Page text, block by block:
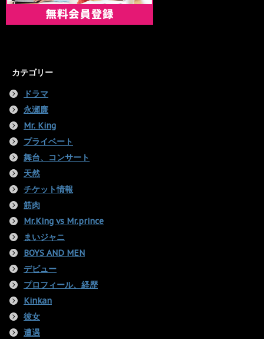
カテゴリー
ドラマ
永瀬廉
Mr. King
プライベート
舞台、コンサート
天然
チケット情報
筋肉
Mr.King vs Mr.prince
まいジャニ
BOYS AND MEN
デビュー
プロフィール、経歴
Kinkan
彼女
遭遇